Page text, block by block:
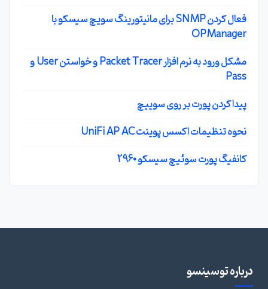
فعال کردن SNMP برای مانیتورینگ سویچ سیسکو با
OPManager
مشکل ورود به نرم افزار Packet Tracer و خواستن User و
Pass
پیدا کردن پورت بر روی سوییچ
نحوه تنظیمات اکسس پوینت UniFi AP AC
کانفیگ پورت سوئیچ سیسکو 2960
درباره توسینسو